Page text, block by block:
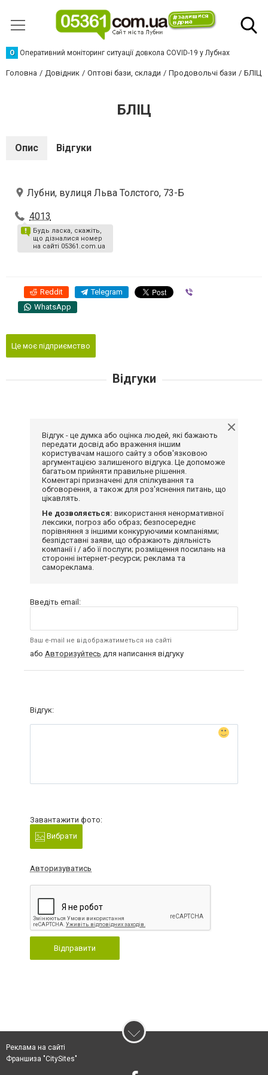
О Оперативний моніторинг ситуації довкола COVID-19 у Лубнах
Головна Довідник Оптові бази, склади Продовольчі бази БЛІЦ
БЛІЦ
Опис Відгуки
Лубни, вулиця Льва Толстого, 73-Б
4013
Будь ласка, скажіть,
що дізналися номер
на сайті 05361.com.ua
Reddit Telegram
WhatsApp
Це моє підприємство
Відгуки
Відгук - це думка або оцінка людей, які бажають
передати досвід або враження іншим
користувачам нашого сайту з обов'язковою
аргументацією залишеного відгука. Це допоможе
багатьом прийняти правильне рішення.
Коментарі призначені для спілкування та
обговорення, а також для роз'яснення питань, що
цікавлять.
Не дозволяється: використання ненормативної
лексики, погроз або образ; безпосереднє
порівняння з іншими конкуруючими компаніями;
безпідставні заяви, що ображають діяльність
компанії і / або її послуги; розміщення посилань на
сторонні інтернет-ресурси; реклама та
самореклама.
Введіть email:
Ваш e-mail не відображатиметься на сайті
або Авторизуйтесь для написання відгуку
Відгук:
Завантажити фото:
Вибрати
Авторизуватись
Відправити
Реклама на сайті
Франшиза "CitySites"